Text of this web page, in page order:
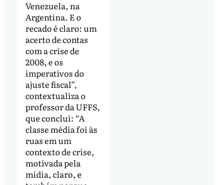
Venezuela, na
Argentina. E o
recado é claro: um
acerto de contas
com a crise de
2008, e os
imperativos do
ajuste fiscal”,
contextualiza o
professor da UFFS,
que conclui: “A
classe média foi às
ruas em um
contexto de crise,
motivada pela
mídia, claro, e